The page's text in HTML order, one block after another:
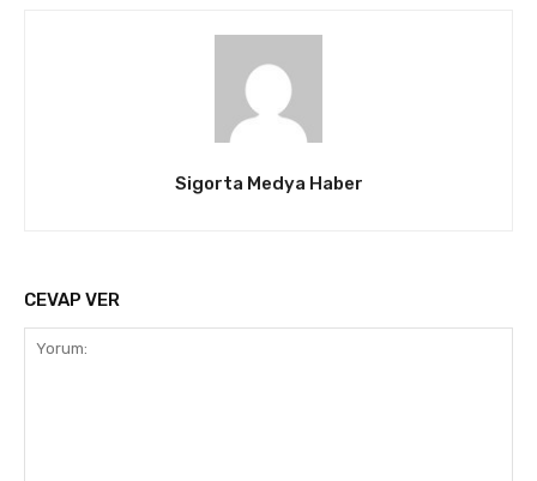
Sigorta Medya Haber
CEVAP VER